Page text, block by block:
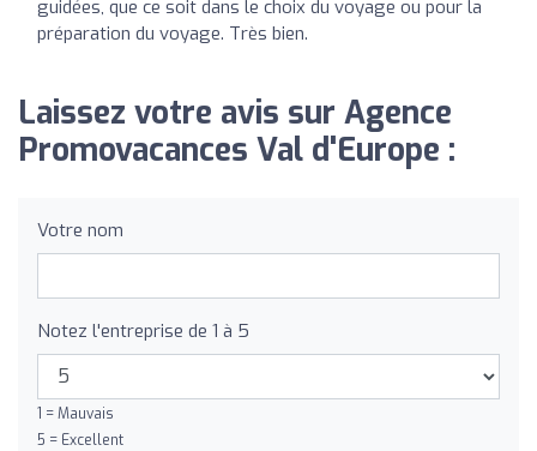
guidées, que ce soit dans le choix du voyage ou pour la
préparation du voyage. Très bien.
Laissez votre avis sur Agence
Promovacances Val d'Europe :
Votre nom
Notez l'entreprise de 1 à 5
1 = Mauvais
5 = Excellent